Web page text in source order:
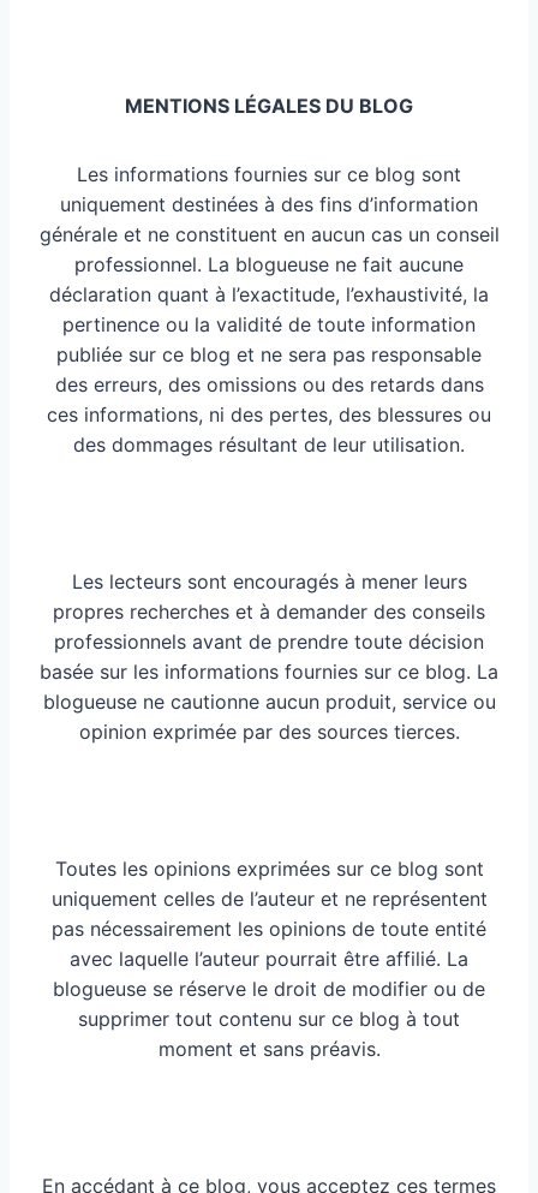
MENTIONS LÉGALES DU BLOG
Les informations fournies sur ce blog sont
uniquement destinées à des fins d’information
générale et ne constituent en aucun cas un conseil
professionnel. La blogueuse ne fait aucune
déclaration quant à l’exactitude, l’exhaustivité, la
pertinence ou la validité de toute information
publiée sur ce blog et ne sera pas responsable
des erreurs, des omissions ou des retards dans
ces informations, ni des pertes, des blessures ou
des dommages résultant de leur utilisation.
Les lecteurs sont encouragés à mener leurs
propres recherches et à demander des conseils
professionnels avant de prendre toute décision
basée sur les informations fournies sur ce blog. La
blogueuse ne cautionne aucun produit, service ou
opinion exprimée par des sources tierces.
Toutes les opinions exprimées sur ce blog sont
uniquement celles de l’auteur et ne représentent
pas nécessairement les opinions de toute entité
avec laquelle l’auteur pourrait être affilié. La
blogueuse se réserve le droit de modifier ou de
supprimer tout contenu sur ce blog à tout
moment et sans préavis.
En accédant à ce blog, vous acceptez ces termes